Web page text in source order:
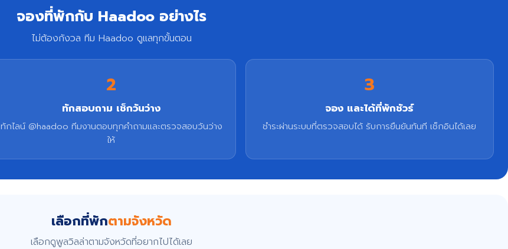
จองที่พักกับ Haadoo อย่างไร
ไม่ต้องกังวล ทีม Haadoo ดูแลทุกขั้นตอน
2
ทักสอบถาม เช็กวันว่าง
ทักไลน์ @haadoo ทีมงานตอบทุกคำถามและตรวจสอบวันว่าง
ให้
3
จอง และได้ที่พักชัวร์
ชำระผ่านระบบที่ตรวจสอบได้ รับการยืนยันทันที เช็กอินได้เลย
เลือกที่พักตามจังหวัด
เลือกดูพูลวิลล่าตามจังหวัดที่อยากไปได้เลย